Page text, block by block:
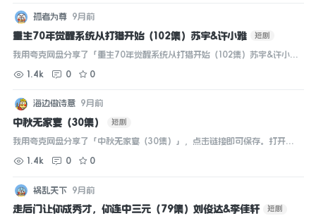
孤者为尊 9月前
重生70年觉醒系统从打猎开始（102集）苏宇&许小雅 短剧
我用夸克网盘分享了「重生70年觉醒系统从打猎开始（102集）苏宇&许小
享原画5倍速，支持电视投屏。...
1.4k 0 0
海边做诗意 9月前
中秋无家宴（30集） 短剧
我用夸克网盘分享了「中秋无家宴（30集）」，点击链接即可保存。打开
1.4k
0 0
祸乱天下 9月前
走后门让你成秀才，你连中三元（79集）刘俊达&李佳轩 短剧